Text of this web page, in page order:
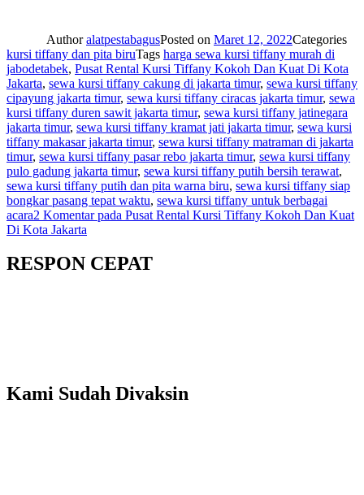
AuthoralatpestabagusPosted on Maret 12, 2022Categories
kursi tiffany dan pita biruTags harga sewa kursi tiffany murah di
jabodetabek, Pusat Rental Kursi Tiffany Kokoh Dan Kuat Di Kota
Jakarta, sewa kursi tiffany cakung di jakarta timur, sewa kursi tiffany
cipayung jakarta timur, sewa kursi tiffany ciracas jakarta timur, sewa
kursi tiffany duren sawit jakarta timur, sewa kursi tiffany jatinegara
jakarta timur, sewa kursi tiffany kramat jati jakarta timur, sewa kursi
tiffany makasar jakarta timur, sewa kursi tiffany matraman di jakarta
timur, sewa kursi tiffany pasar rebo jakarta timur, sewa kursi tiffany
pulo gadung jakarta timur, sewa kursi tiffany putih bersih terawat,
sewa kursi tiffany putih dan pita warna biru, sewa kursi tiffany siap
bongkar pasang tepat waktu, sewa kursi tiffany untuk berbagai
acara2 Komentarpada Pusat Rental Kursi Tiffany Kokoh Dan Kuat
Di Kota Jakarta
RESPON CEPAT
Kami Sudah Divaksin